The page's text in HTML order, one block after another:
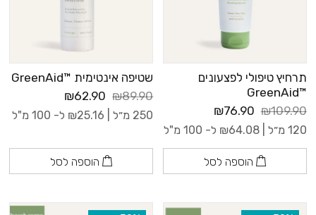
תרחיץ טיפולי לפצעונים
™GreenAid
₪109.90
₪76.90
120 מ״ל | ₪64.08 ל- 100 מ"ל
הוספה לסל
שטיפה אינטימית ™GreenAid
₪89.90
₪62.90
250 מ״ל | ₪25.16 ל- 100 מ"ל
הוספה לסל